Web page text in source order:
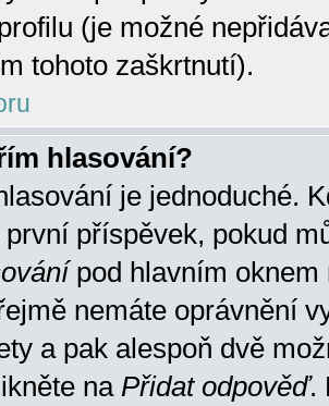
(je možné
tohoto zaškrtnutí).
hlasování?
je jednoduché.
první příspěvek, pokud
pod hlavním oknem
nemáte oprávnění
a pak alespoň dvě
na Přidat odpověď.